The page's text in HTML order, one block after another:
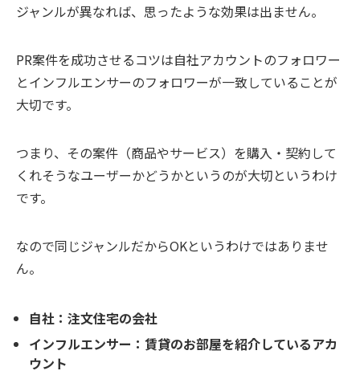
ジャンルが異なれば、思ったような効果は出ません。
PR案件を成功させるコツは自社アカウントのフォロワー
とインフルエンサーのフォロワーが一致していることが
大切です。
つまり、その案件（商品やサービス）を購入・契約して
くれそうなユーザーかどうかというのが大切というわけ
です。
なので同じジャンルだからOKというわけではありませ
ん。
自社：注文住宅の会社
インフルエンサー：賃貸のお部屋を紹介しているアカ
ウント